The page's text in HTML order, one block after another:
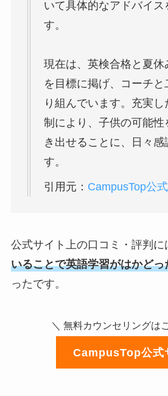
いて具体的なアドバイス
す。
現在は、英検合格と夏休
を目標に掲げ、コーチと
り組んでいます。充実
制により、子供の可能性
き出せることに、日々感
す。
引用元： CampusTop公
公式サイト上の口コミ・評判に
いることで英語学習がはかどっ
ったです。
＼ 無料カウンセリングは
CampusTop公式